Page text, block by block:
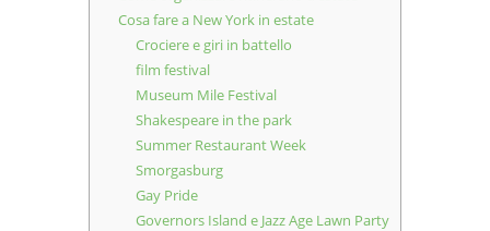
Cosa fare a New York in estate
Crociere e giri in battello
film festival
Museum Mile Festival
Shakespeare in the park
Summer Restaurant Week
Smorgasburg
Gay Pride
Governors Island e Jazz Age Lawn Party